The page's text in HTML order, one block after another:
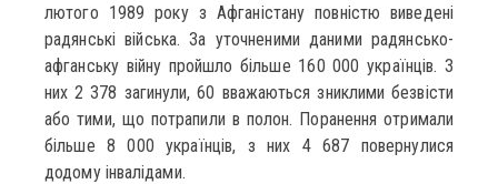
лютого 1989 року з Афганістану повністю виведені
радянські війська. За уточненими даними радянсько-
афганську війну пройшло більше 160 000 українців. З
них 2 378 загинули, 60 вважаються зниклими безвісти
або тими, що потрапили в полон. Поранення отримали
більше 8 000 українців, з них 4 687 повернулися
додому інвалідами.